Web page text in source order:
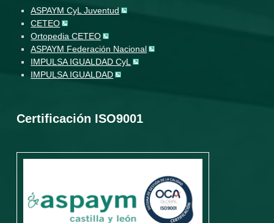
ASPAYM CyL Juventud
CETEO
Ortopedia CETEO
ASPAYM Federación Nacional
IMPULSA IGUALDAD CyL
IMPULSA IGUALDAD
Certificación ISO9001